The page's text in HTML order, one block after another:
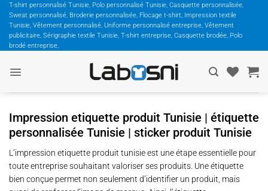
Passer
contenu
T-shirt personnalisé Tunisie, Polo personnalisé Tunisie, Casquette personnalisée,
Sweat personnalisé, Broderie personnalisée, Flocage t-shirt, Impression textile
Tunisie, Vêtement personnalisé, Uniforme personnalisé entreprise, Vêtement
publicitaire, Sérigraphie textile Tunisie, T-shirt entreprise, Casquette brodée, Polo
brodé entreprise,
Impression etiquette produit Tunisie | étiquette
personnalisée Tunisie | sticker produit Tunisie
L’impression etiquette produit tunisie est une étape essentielle pour
toute entreprise souhaitant valoriser ses produits. Une étiquette
bien conçue permet non seulement d’identifier un produit, mais